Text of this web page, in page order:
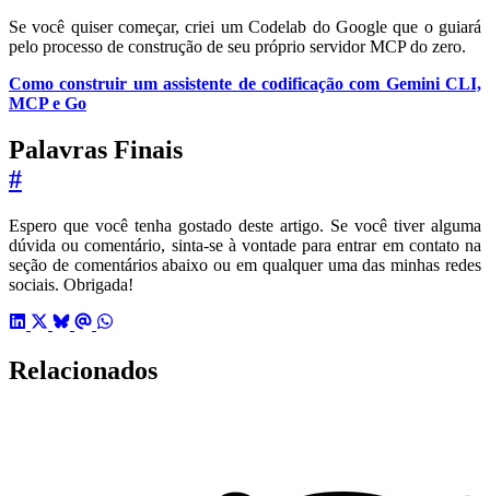
Se você quiser começar, criei um Codelab do Google que o guiará
pelo processo de construção de seu próprio servidor MCP do zero.
Como construir um assistente de codificação com Gemini CLI,
MCP e Go
Palavras Finais
#
Espero que você tenha gostado deste artigo. Se você tiver alguma
dúvida ou comentário, sinta-se à vontade para entrar em contato na
seção de comentários abaixo ou em qualquer uma das minhas redes
sociais. Obrigada!
Relacionados